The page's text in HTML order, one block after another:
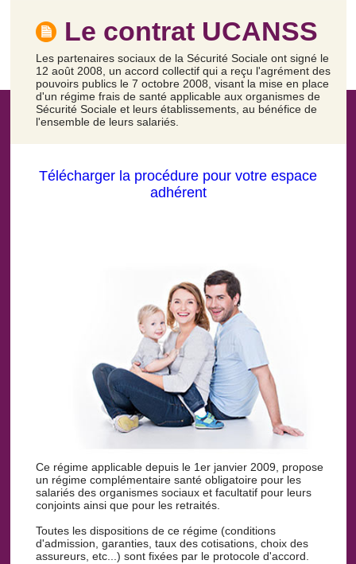
Le contrat UCANSS
Les partenaires sociaux de la Sécurité Sociale ont signé le
12 août 2008, un accord collectif qui a reçu l'agrément des
pouvoirs publics le 7 octobre 2008, visant la mise en place
d'un régime frais de santé applicable aux organismes de
Sécurité Sociale et leurs établissements, au bénéfice de
l'ensemble de leurs salariés.
Télécharger la procédure pour votre espace
adhérent
Ce régime applicable depuis le 1er janvier 2009, propose
un régime complémentaire santé obligatoire pour les
salariés des organismes sociaux et facultatif pour leurs
conjoints ainsi que pour les retraités.
Toutes les dispositions de ce régime (conditions
d'admission, garanties, taux des cotisations, choix des
assureurs, etc...) sont fixées par le protocole d'accord.